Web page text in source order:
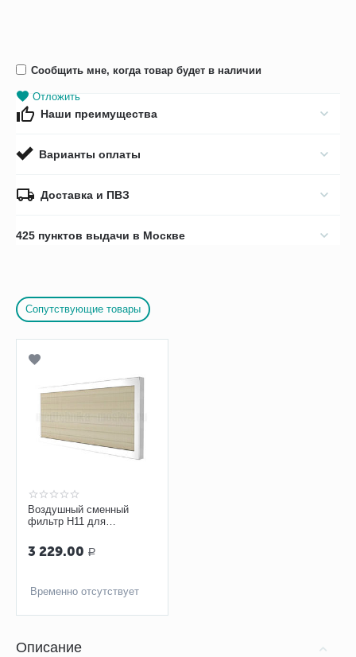
Сообщить мне, когда товар будет в наличии
Отложить
Наши преимущества
Варианты оплаты
Доставка и ПВЗ
425 пунктов выдачи в Москве
Сопутствующие товары
Воздушный сменный
фильтр H11 для
3 229.00 Р
Временно отсутствует
Описание